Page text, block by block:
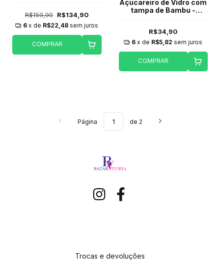
R$159,90 R$134,90
6 x de R$22,48 sem juros
COMPRAR
Açucareiro de Vidro com
tampa de Bambu -
R$34,90
6 x de R$5,82 sem juros
COMPRAR
Página de 2
Trocas e devoluções